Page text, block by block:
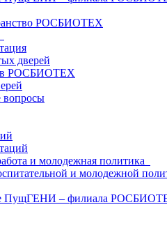
РОСБИОТЕХ
дверей
в РОСБИОТЕХ
вопросы
и молодежная политика
и молодежной
ПущГЕНИ – филиала